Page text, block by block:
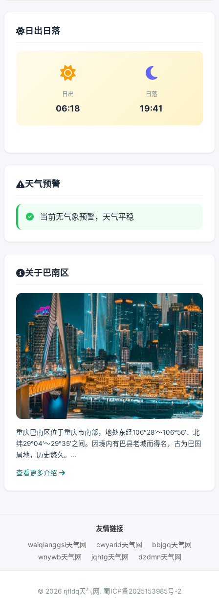
日出日落
日出
06:18
日落
19:41
天气预警
当前无气象预警，天气平稳
关于巴南区
重庆巴南区位于重庆市南部，地处东经106°28′～106°56′、北
纬29°04′～29°35′之间。因境内有巴县老城而得名，古为巴国
属地，历史悠久。...
查看更多介绍
友情链接
waiqianggsi天气网
cwyarid天气网
bbjgq天气网
wnywb天气网
jqhtg天气网 dzdmn天气网
© 2026 rjfldq天气网. 蜀ICP备2025153985号-2